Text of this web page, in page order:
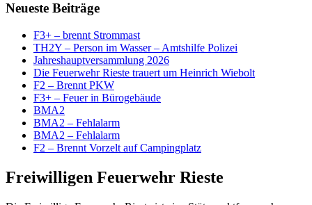
Neueste Beiträge
F3+ – brennt Strommast
TH2Y – Person im Wasser – Amtshilfe Polizei
Jahreshauptversammlung 2026
Die Feuerwehr Rieste trauert um Heinrich Wiebolt
F2 – Brennt PKW
F3+ – Feuer in Bürogebäude
BMA2
BMA2 – Fehlalarm
BMA2 – Fehlalarm
F2 – Brennt Vorzelt auf Campingplatz
Freiwilligen Feuerwehr Rieste